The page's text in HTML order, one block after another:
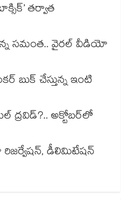
తర్వాత
సమంత.. వైరల్ వీడియో
చేస్తున్న ఇంటి
ద్రవిడ్?.. అక్టోబర్‌లో
డీలిమిటేషన్